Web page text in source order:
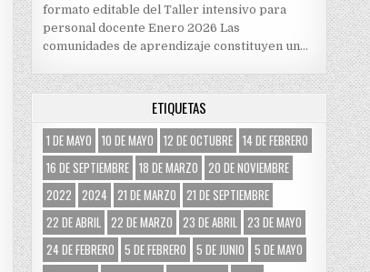
formato editable del Taller intensivo para
personal docente Enero 2026 Las
comunidades de aprendizaje constituyen un…
ETIQUETAS
1 DE MAYO 10 DE MAYO 12 DE OCTUBRE 14 DE FEBRERO
16 DE SEPTIEMBRE 18 DE MARZO 20 DE NOVIEMBRE
2022 2024 21 DE MARZO 21 DE SEPTIEMBRE
22 DE ABRIL 22 DE MARZO 23 DE ABRIL 23 DE MAYO
24 DE FEBRERO 5 DE FEBRERO 5 DE JUNIO 5 DE MAYO